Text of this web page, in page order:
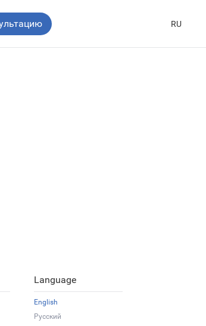
RU
Language
English
Русский